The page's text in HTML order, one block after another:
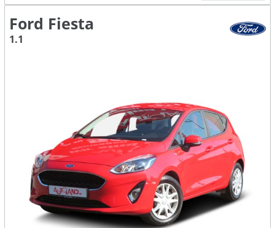
Ford Fiesta
1.1